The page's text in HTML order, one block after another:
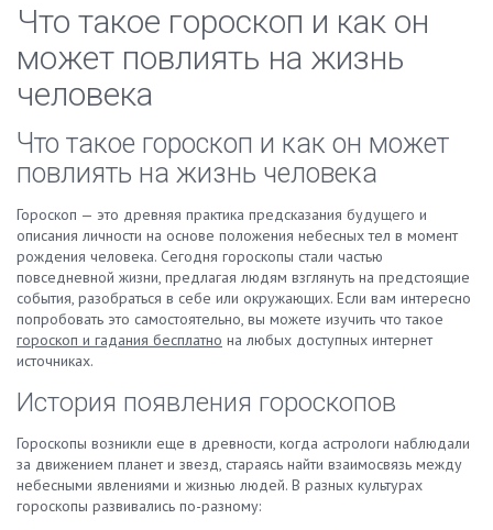
Что такое гороскоп и как он
может повлиять на жизнь
человека
Что такое гороскоп и как он может
повлиять на жизнь человека
Гороскоп — это древняя практика предсказания будущего и
описания личности на основе положения небесных тел в момент
рождения человека. Сегодня гороскопы стали частью
повседневной жизни, предлагая людям взглянуть на предстоящие
события, разобраться в себе или окружающих. Если вам интересно
попробовать это самостоятельно, вы можете изучить что такое
гороскоп и гадания бесплатно на любых доступных интернет
источниках.
История появления гороскопов
Гороскопы возникли еще в древности, когда астрологи наблюдали
за движением планет и звезд, стараясь найти взаимосвязь между
небесными явлениями и жизнью людей. В разных культурах
гороскопы развивались по-разному: